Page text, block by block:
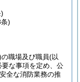
)
の職場及び職員(以
な事項を定め、公
全な消防業務の推